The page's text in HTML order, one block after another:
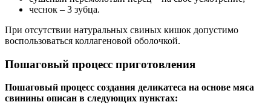
чеснок – 3 зубца.
При отсутствии натуральных свиных кишок допустимо
воспользоваться коллагеновой оболочкой.
Пошаговый процесс приготовления
Пошаговый процесс создания деликатеса на основе мяса
свинины описан в следующих пунктах: